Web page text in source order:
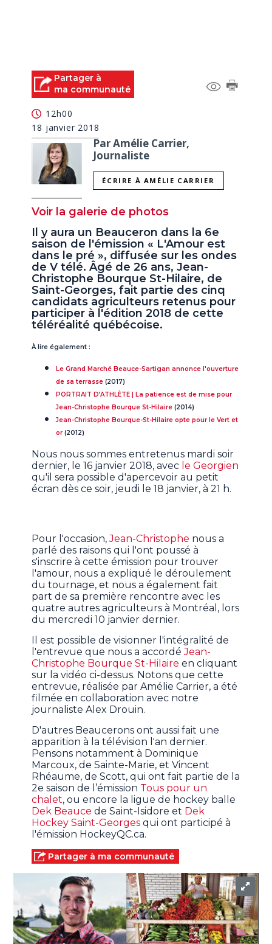
Partager à
ma communauté
12h00
18 janvier 2018
Par Amélie Carrier,
Journaliste
ÉCRIRE À AMÉLIE CARRIER
Voir la galerie de photos
Il y aura un Beauceron dans la 6e
saison de l'émission « L'Amour est
dans le pré », diffusée sur les ondes
de V télé. Âgé de 26 ans, Jean-
Christophe Bourque St-Hilaire, de
Saint-Georges, fait partie des cinq
candidats agriculteurs retenus pour
participer à l'édition 2018 de cette
téléréalité québécoise.
À lire également :
Le Grand Marché Beauce-Sartigan annonce l'ouverture
de sa terrasse (2017)
PORTRAIT D’ATHLÈTE | La patience est de mise pour
Jean-Christophe Bourque St-Hilaire (2014)
Jean-Christophe Bourque-St-Hilaire opte pour le Vert et
or (2012)
Nous nous sommes entretenus mardi soir
dernier, le 16 janvier 2018, avec le Georgien
qu'il sera possible d'apercevoir au petit
écran dès ce soir, jeudi le 18 janvier, à 21 h.
Pour l'occasion,Jean-Christophe nous a
parlé des raisons qui l'ont poussé à
s'inscrire à cette émission pour trouver
l'amour, nous a expliqué le déroulement
du tournage, et nous a également fait
part de sa première rencontre avec les
quatre autres agriculteurs à Montréal, lors
du mercredi 10 janvier dernier.
Il est possible de visionner l'intégralité de
l'entrevue que nous a accordéJean-
Christophe Bourque St-Hilaire en cliquant
sur la vidéo ci-dessus. Notons que cette
entrevue, réalisée par Amélie Carrier, a été
filmée en collaboration avec notre
journaliste Alex Drouin.
D'autres Beaucerons ont aussi fait une
apparition à la télévision l'an dernier.
Pensons notamment à Dominique
Marcoux, de Sainte-Marie, et Vincent
Rhéaume, de Scott, qui ont fait partie de la
2e saison de l’émission Tous pour un
chalet, ou encore la ligue de hockey balle
Dek Beauce de Saint-Isidore et Dek
Hockey Saint-Georges qui ont participé à
l'émission HockeyQC.ca.
Partager à ma communauté